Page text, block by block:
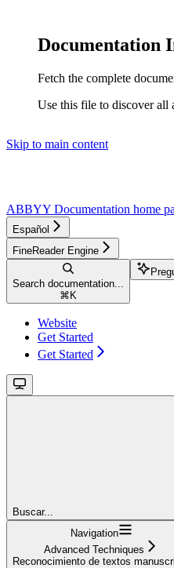
Documentation
Fetch the complete
Use this file to discover all
Skip to main content
ABBYY Documentation home
Español
FineReader Engine
Search documentation...
⌘ K
Website
Get Started
Get Started
Buscar...
Navigation
Advanced Techniques
Reconocimiento de textos